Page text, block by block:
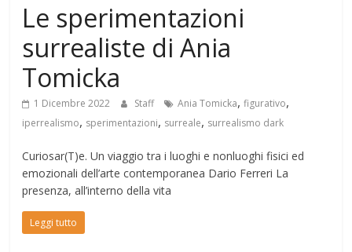
Le sperimentazioni
surrealiste di Ania
Tomicka
1 Dicembre 2022 Staff Ania Tomicka,figurativo,
iperrealismo, sperimentazioni, surreale, surrealismo dark
Curiosar(T)e. Un viaggio tra i luoghi e nonluoghi fisici ed
emozionali dell’arte contemporanea Dario Ferreri La
presenza, all’interno della vita
Leggi tutto